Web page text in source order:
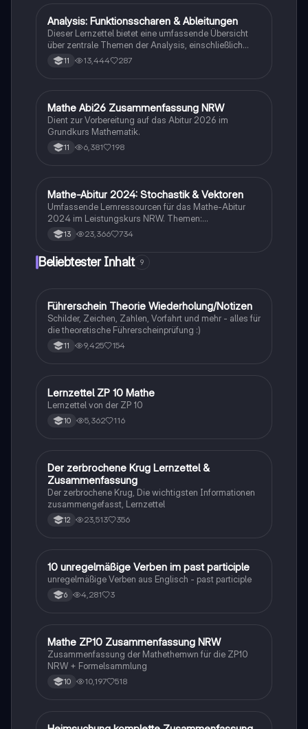
Mathe
Analysis: Funktionsscharen & Ableitungen
Dieser Lernzettel bietet eine umfassende Übersicht
über zentrale Themen der Analysis, einschließlich
Funktionsscharen, Ableitungen, Extrempunkte,
Integrale und e-Funktionen. Ideal für die Vorbereitung
Beispielen und Schritt-für-Schritt-Anleitungen.
11 13,444 287
Mathe
Mathe Abi26 Zusammenfassung NRW
Dient zur Vorbereitung auf das Abitur 2026 im
Grundkurs Mathematik.
11 6,381 198
Mathe
Mathe-Abitur 2024: Stochastik & Vektoren
Umfassende Lernressourcen für das Mathe-Abitur
2024 im Leistungskurs NRW. Themen:
Hypothesentests, Binomialverteilung, Vektorrechnung
(Lagebeziehungen, Abstände, Spiegelung), Analysis
Extremwertaufgaben) und mehr. Ideal zur
13 23,366 734
Beliebtester Inhalt 9
Lerntipps
Führerschein Theorie Wiederholung/Notizen
Schilder, Zeichen, Zahlen, Vorfahrt und mehr - alles für
die theoretische Führerscheinprüfung :)
11 9,425 154
Mathe
Lernzettel ZP 10 Mathe
Lernzettel von der ZP 10
10 5,362 116
Deutsch
Der zerbrochene Krug Lernzettel &
Zusammenfassung
Der zerbrochene Krug, Die wichtigsten Informationen
zusammengefasst, Lernzettel
12 23,513 356
1 Englisch
10 unregelmäßige Verben im past participle
unregelmäßige Verben aus Englisch - past participle
6 4,281 3
Mathe
Mathe ZP10 Zusammenfassung NRW
Zusammenfassung der Mathethemwn für die ZP10
NRW + Formelsammlung
10 10,197 518